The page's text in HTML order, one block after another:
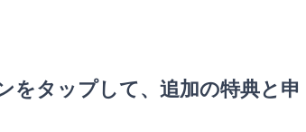
をタップして、追加の特典と申